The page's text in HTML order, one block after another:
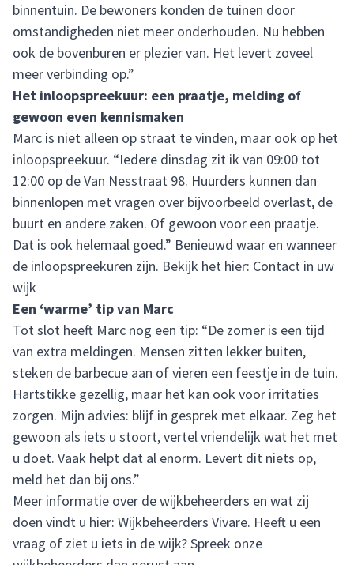
binnentuin. De bewoners konden de tuinen door
omstandigheden niet meer onderhouden. Nu hebben
ook de bovenburen er plezier van. Het levert zoveel
meer verbinding op.”
Het inloopspreekuur: een praatje, melding of
gewoon even kennismaken
Marc is niet alleen op straat te vinden, maar ook op het
inloopspreekuur. “Iedere dinsdag zit ik van 09:00 tot
12:00 op de Van Nesstraat 98. Huurders kunnen dan
binnenlopen met vragen over bijvoorbeeld overlast, de
buurt en andere zaken. Of gewoon voor een praatje.
Dat is ook helemaal goed.” Benieuwd waar en wanneer
de inloopspreekuren zijn. Bekijk het hier: Contact in uw
wijk
Een ‘warme’ tip van Marc
Tot slot heeft Marc nog een tip: “De zomer is een tijd
van extra meldingen. Mensen zitten lekker buiten,
steken de barbecue aan of vieren een feestje in de tuin.
Hartstikke gezellig, maar het kan ook voor irritaties
zorgen. Mijn advies: blijf in gesprek met elkaar. Zeg het
gewoon als iets u stoort, vertel vriendelijk wat het met
u doet. Vaak helpt dat al enorm. Levert dit niets op,
meld het dan bij ons.”
Meer informatie over de wijkbeheerders en wat zij
doen vindt u hier: Wijkbeheerders Vivare. Heeft u een
vraag of ziet u iets in de wijk? Spreek onze